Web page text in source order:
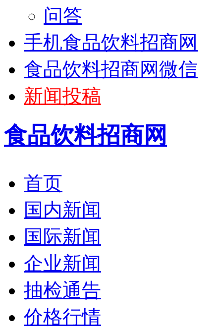
问答
手机食品饮料招商网
食品饮料招商网微信
新闻投稿
食品饮料招商网
首页
国内新闻
国际新闻
企业新闻
抽检通告
价格行情